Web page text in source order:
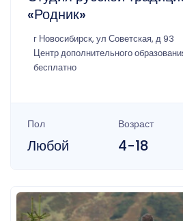
«Родник»
г Новосибирск, ул Советская, д 93
Центр дополнительного
бесплатно
Пол
Любой
Возраст
4-18